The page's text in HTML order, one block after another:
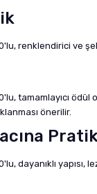
renklendirici ve
tamamlayıcı
önerilir.
dayanıklı